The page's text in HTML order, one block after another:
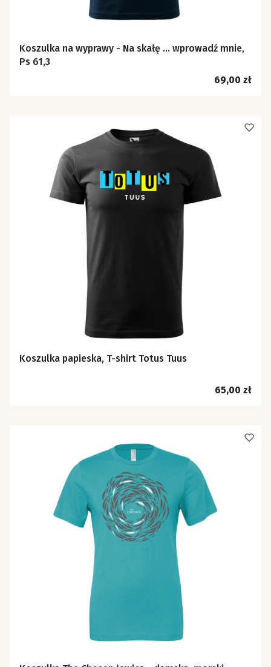
Koszulka na wyprawy - Na skałę ... wprowadź mnie,
Ps 61,3
Cena
69,00 zł
Koszulka papieska, T-shirt Totus Tuus
Cena
65,00 zł